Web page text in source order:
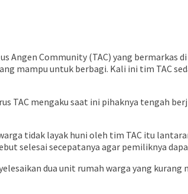
Angen Community (TAC) yang
mampu untuk berbagi. Kali ini tim TAC
TAC mengaku saat ini pihaknya tengah
tidak layak huni oleh tim TAC itu
selesai secepatanya agar pemiliknya
dua unit rumah warga yang